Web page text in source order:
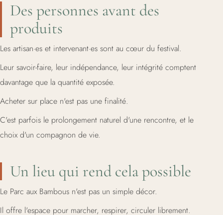
Des personnes avant des
produits
Les artisan·es et intervenant·es sont au cœur du festival.
Leur savoir-faire, leur indépendance, leur intégrité comptent
davantage que la quantité exposée.
Acheter sur place n'est pas une finalité.
C'est parfois le prolongement naturel d'une rencontre, et le
choix d'un compagnon de vie.
Un lieu qui rend cela possible
Le Parc aux Bambous n'est pas un simple décor.
Il offre l'espace pour marcher, respirer, circuler librement.